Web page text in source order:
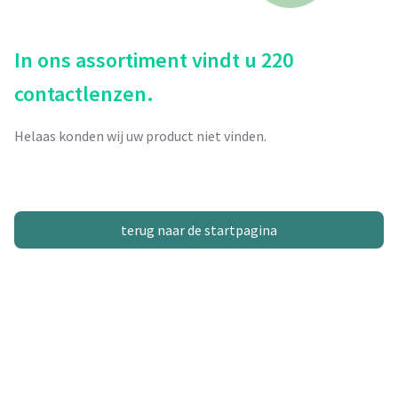
In ons assortiment vindt u 220
contactlenzen.
Helaas konden wij uw product niet vinden.
terug naar de startpagina